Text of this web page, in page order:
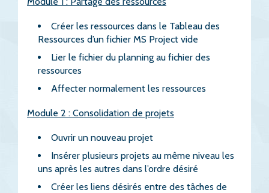
Créer les ressources dans le Tableau des
Ressources d’un fichier MS Project vide
Lier le fichier du planning au fichier des
ressources
Affecter normalement les ressources
Module 2 : Consolidation de projets
Ouvrir un nouveau projet
Insérer plusieurs projets au même niveau les
uns après les autres dans l’ordre désiré
Créer les liens désirés entre des tâches de